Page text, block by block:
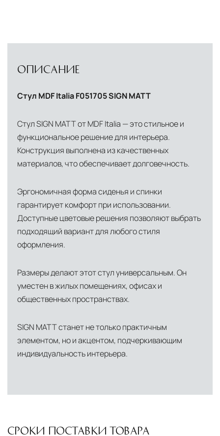
ОПИСАНИЕ
Стул MDF Italia F051705 SIGN MATT
Стул SIGN MATT от MDF Italia — это стильное и
функциональное решение для интерьера.
Конструкция выполнена из качественных
материалов, что обеспечивает долговечность.
Эргономичная форма сиденья и спинки
гарантирует комфорт при использовании.
Доступные цветовые решения позволяют выбрать
подходящий вариант для любого стиля
оформления.
Размеры делают этот стул универсальным. Он
уместен в жилых помещениях, офисах и
общественных пространствах.
SIGN MATT станет не только практичным
элементом, но и акцентом, подчеркивающим
индивидуальность интерьера.
СРОКИ ПОСТАВКИ ТОВАРА